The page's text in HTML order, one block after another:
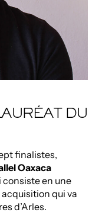
DU
finalistes,
Oaxaca
consiste en une
qui va
d’Arles.